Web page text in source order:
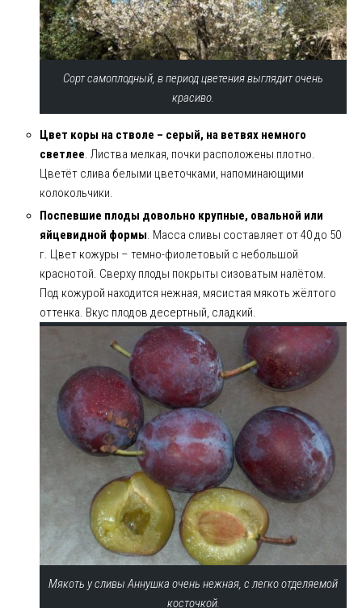
Сорт самоплодный, в период цветения выглядит очень
красиво.
Цвет коры на стволе – серый, на ветвях немного
светлее. Листва мелкая, почки расположены плотно.
Цветёт слива белыми цветочками, напоминающими
колокольчики.
Поспевшие плоды довольно крупные, овальной или
яйцевидной формы. Масса сливы составляет от 40 до 50
г. Цвет кожуры – темно-фиолетовый с небольшой
краснотой. Сверху плоды покрыты сизоватым налётом.
Под кожурой находится нежная, мясистая мякоть жёлтого
оттенка. Вкус плодов десертный, сладкий.
Мякоть у сливы Аннушка очень нежная, с легко отделяемой
косточкой.